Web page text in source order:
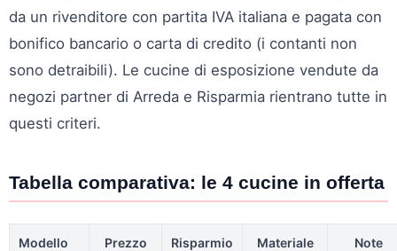
da un rivenditore con partita IVA italiana e pagata con
bonifico bancario o carta di credito (i contanti non
sono detraibili). Le cucine di esposizione vendute da
negozi partner di Arreda e Risparmia rientrano tutte in
questi criteri.
Tabella comparativa: le 4 cucine in offerta
Modello
Prezzo
Risparmio
Materiale
Note